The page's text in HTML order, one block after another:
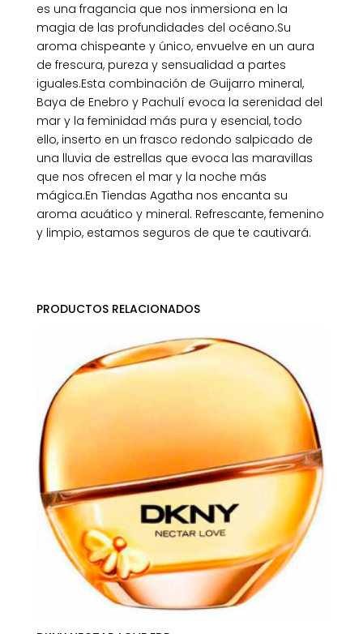
es una fragancia que nos inmersiona en la
magia de las profundidades del océano.Su
aroma chispeante y único, envuelve en un aura
de frescura, pureza y sensualidad a partes
iguales.Esta combinación de Guijarro mineral,
Baya de Enebro y Pachulí evoca la serenidad del
mar y la feminidad más pura y esencial, todo
ello, inserto en un frasco redondo salpicado de
una lluvia de estrellas que evoca las maravillas
que nos ofrecen el mar y la noche más
mágica.En Tiendas Agatha nos encanta su
aroma acuático y mineral. Refrescante, femenino
y limpio, estamos seguros de que te cautivará.
PRODUCTOS RELACIONADOS